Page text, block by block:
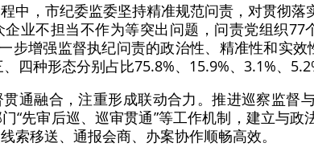
中，市纪委监委坚持精准规范问责，对贯彻
业不担当不作为等突出问题，问责党组织77
步增强监督执纪问责的政治性、精准性和实
四种形态分别占比75.8%、15.9%、3.1%、
通融合，注重形成联动合力。推进巡察监督
“先审后巡、巡审贯通”等工作机制，建立与
索移送、通报会商、办案协作顺畅高效。